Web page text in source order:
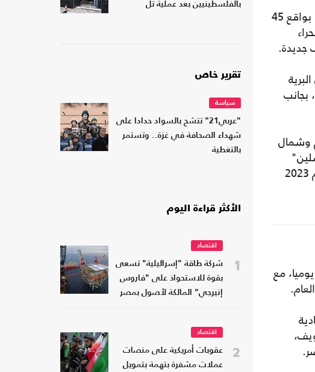
و"بتروسيلة"، نشأت بشراكة استراتيجية بين "الهيئة المصرية العامة للبترول"، و"فاروس إنرجي" بواقع 45
دولار، لتضم 13 امتيازا بريا، بجانب
وشمال
أسلين"
المنتجين، مستهدفة طبقات حقل "أبورواش G"، بما يزيد احتياطيات وإنتاج الشركة التي أعلنت عام 2023
برميل نفط مكافئ يوميا، مع
بني سويف،
بالفلسطينيين بعد عملية تل
تقرير خاص
سياسة
"عربي21" تتشح بالسواد حدادا على
شهداء الصحافة في غزة.. وتستمر
بالتغطية
الأكثر قراءة اليوم
1
اقتصاد
شركة طاقة "إسرائيلية" تسعى
بقوة للاستحواذ على "فاروس
إنيرجي" المالكة لأصول بمصر
2
اقتصاد
عقوبات أمريكية على منصات
عملات مشفرة بتهمة بتمويل